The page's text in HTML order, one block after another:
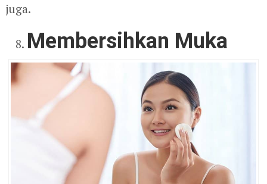
juga.
Membersihkan Muka